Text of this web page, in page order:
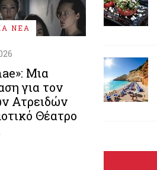
ΝΕΑ
Μια
για τον
Ατρειδών
Θέατρο